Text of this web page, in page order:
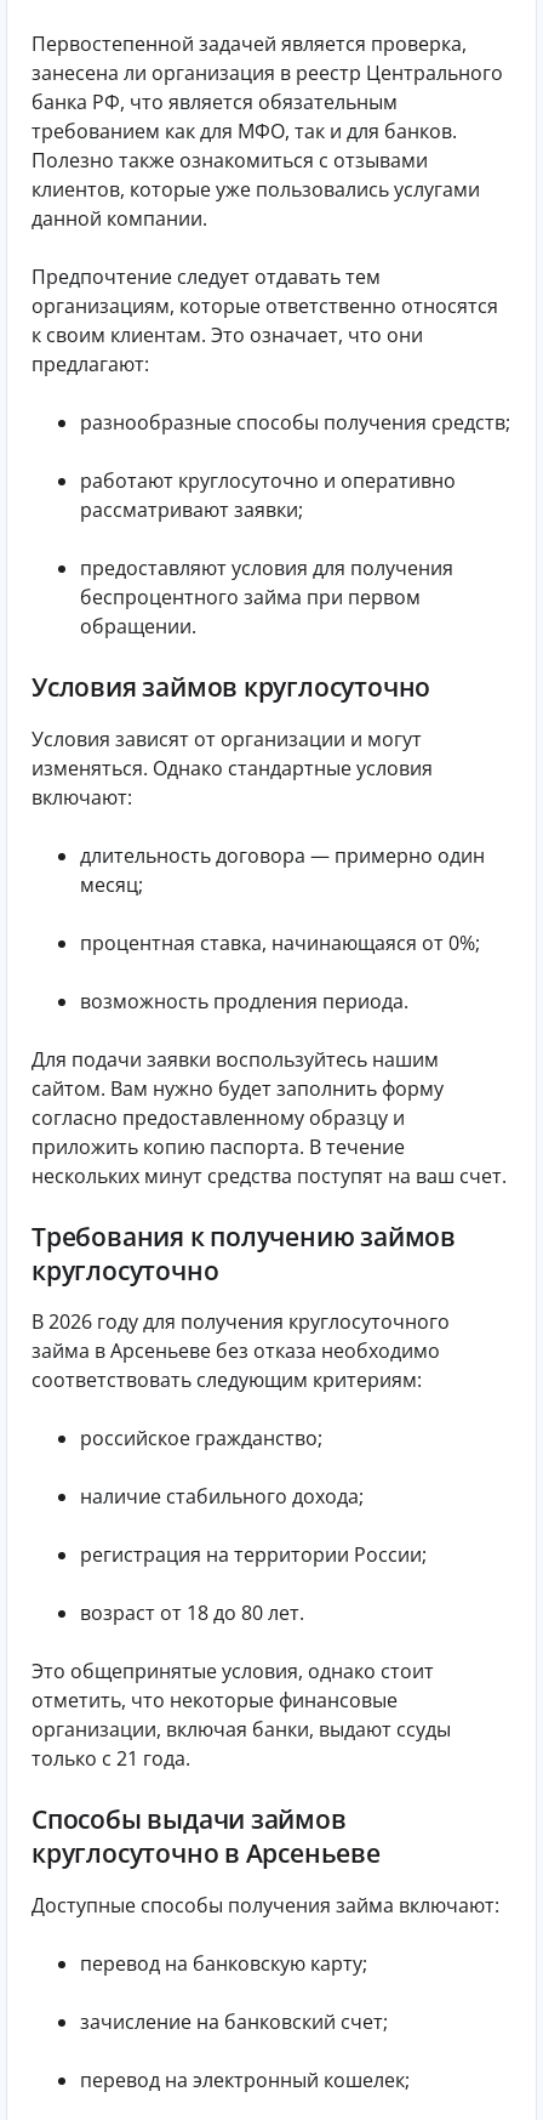
Первостепенной задачей является проверка,
занесена ли организация в реестр Центрального
банка РФ, что является обязательным
требованием как для МФО, так и для банков.
Полезно также ознакомиться с отзывами
клиентов, которые уже пользовались услугами
данной компании.
Предпочтение следует отдавать тем
организациям, которые ответственно относятся
к своим клиентам. Это означает, что они
предлагают:
разнообразные способы получения средств;
работают круглосуточно и оперативно
рассматривают заявки;
предоставляют условия для получения
беспроцентного займа при первом
обращении.
Условия займов круглосуточно
Условия зависят от организации и могут
изменяться. Однако стандартные условия
включают:
длительность договора — примерно один
месяц;
процентная ставка, начинающаяся от 0%;
возможность продления периода.
Для подачи заявки воспользуйтесь нашим
сайтом. Вам нужно будет заполнить форму
согласно предоставленному образцу и
приложить копию паспорта. В течение
нескольких минут средства поступят на ваш счет.
Требования к получению займов
круглосуточно
В 2026 году для получения круглосуточного
займа в Арсеньеве без отказа необходимо
соответствовать следующим критериям:
российское гражданство;
наличие стабильного дохода;
регистрация на территории России;
возраст от 18 до 80 лет.
Это общепринятые условия, однако стоит
отметить, что некоторые финансовые
организации, включая банки, выдают ссуды
только с 21 года.
Способы выдачи займов
круглосуточно в Арсеньеве
Доступные способы получения займа включают:
перевод на банковскую карту;
зачисление на банковский счет;
перевод на электронный кошелек;